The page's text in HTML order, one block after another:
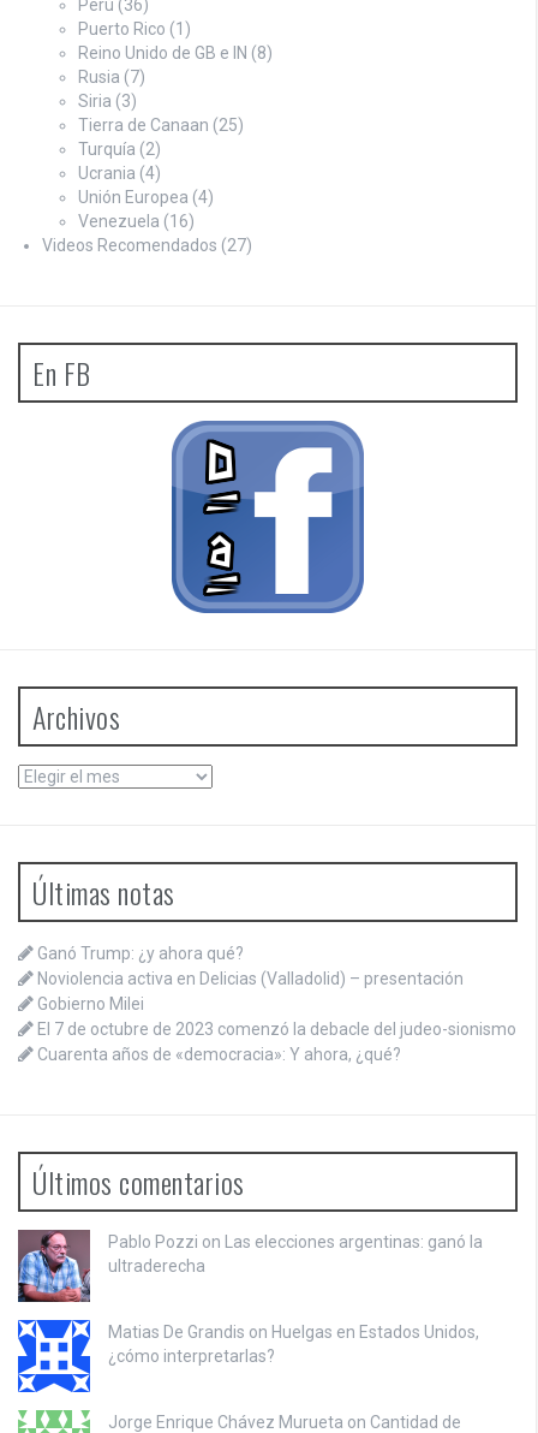
Perú (36)
Puerto Rico (1)
Reino Unido de GB e IN (8)
Rusia (7)
Siria (3)
Tierra de Canaan (25)
Turquía (2)
Ucrania (4)
Unión Europea (4)
Venezuela (16)
Videos Recomendados (27)
En FB
Archivos
Archivos
Últimas notas
Ganó Trump: ¿y ahora qué?
Noviolencia activa en Delicias (Valladolid) – presentación
Gobierno Milei
El 7 de octubre de 2023 comenzó la debacle del judeo-sionismo
Cuarenta años de «democracia»: Y ahora, ¿qué?
Últimos comentarios
Pablo Pozzi on Las elecciones argentinas: ganó la
ultraderecha
Matias De Grandis on Huelgas en Estados Unidos,
¿cómo interpretarlas?
Jorge Enrique Chávez Murueta on Cantidad de